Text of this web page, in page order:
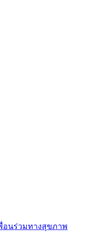
พื่อนร่วมทางสุขภาพ